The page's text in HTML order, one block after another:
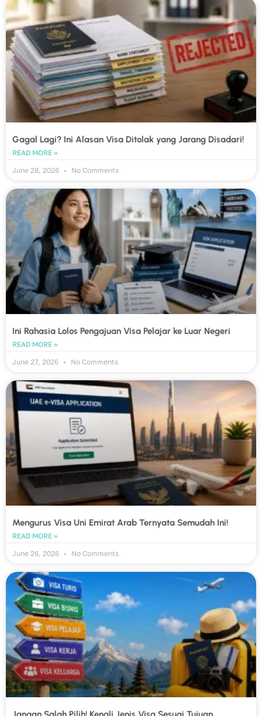
Gagal Lagi? Ini Alasan Visa Ditolak yang Jarang Disadari!
READ MORE »
June 28, 2026
No Comments
Ini Rahasia Lolos Pengajuan Visa Pelajar ke Luar Negeri
READ MORE »
June 27, 2026
No Comments
Mengurus Visa Uni Emirat Arab Ternyata Semudah Ini!
READ MORE »
June 26, 2026
No Comments